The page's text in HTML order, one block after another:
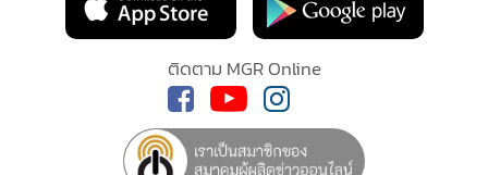
ติดตาม MGR Online